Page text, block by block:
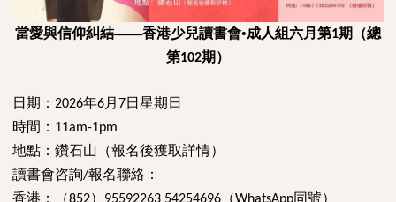
當愛與信仰糾結——香港少兒讀書會•成人組六月第1期（總
第102期）
日期： 2026年6月 7日星期日
時間： 11am-1pm
地點：鑽石山（報名後獲取詳情）
讀書會咨詢/報名聯絡：
香港：（
） （
同號）